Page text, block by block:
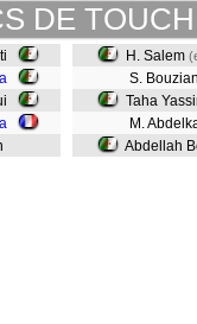
DE
H. Salem
S.
Taha
M.
Abdellah